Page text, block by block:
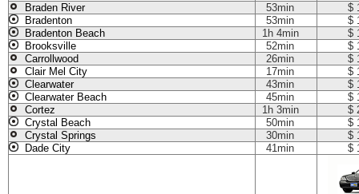
Braden River
53min
$
Bradenton
53min
$
Bradenton Beach
1h 4min
$
Brooksville
52min
$
Carrollwood
26min
$
Clair Mel City
17min
$
Clearwater
43min
$
Clearwater Beach
45min
$
Cortez
1h 3min
$
Crystal Beach
50min
$
Crystal Springs
30min
$
Dade City
41min $